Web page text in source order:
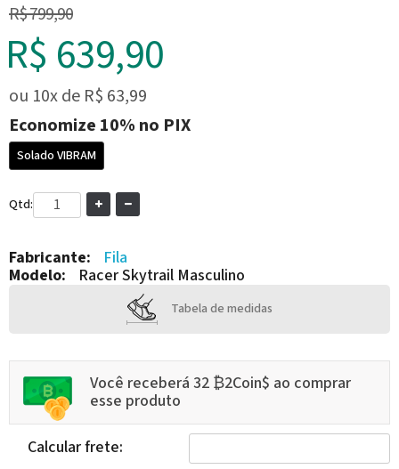
R$ 799,90
R$ 639,90
ou 10xde R$ 63,99
Economize 10% no PIX
Solado VIBRAM
Qtd:
Fabricante:
Fila
Modelo:
Racer Skytrail Masculino
Tabela de medidas
Você receberá 32 ₿2Coin$ ao comprar
esse produto
Calcular frete: